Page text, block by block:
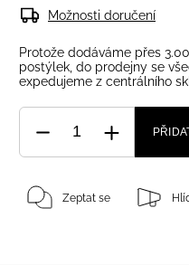
Možnosti doručení
Protože dodáváme přes
postýlek, do prodejny se
expedujeme z centrálního
Zeptat se